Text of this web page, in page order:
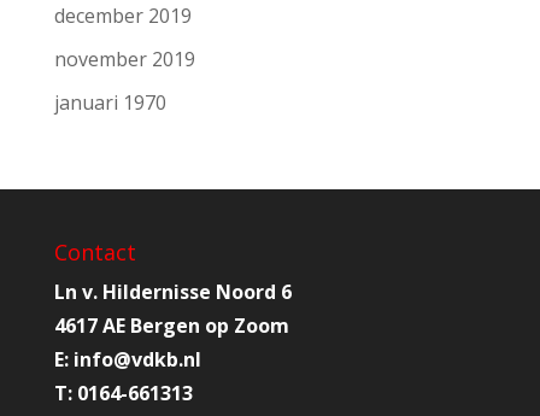
december 2019
november 2019
januari 1970
Contact
Ln v. Hildernisse Noord 6
4617 AE Bergen op Zoom
E: info@vdkb.nl
T: 0164-661313